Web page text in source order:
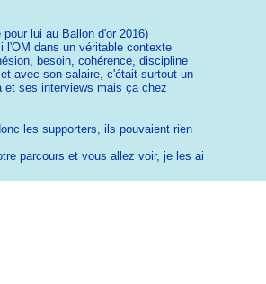
lui au Ballon d'or 2016)
l'OM dans un véritable contexte
besoin, cohérence, discipline
avec son salaire, c'était surtout un
et ses interviews mais ça chez
les supporters, ils pouvaient rien
parcours et vous allez voir, je les ai